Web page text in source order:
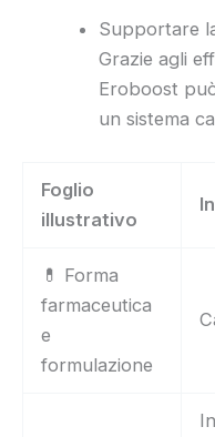
Supportare
Grazie agli
Eroboost
un sistema
Foglio
illustrativo
💊 Forma
farmaceutica
e
formulazione